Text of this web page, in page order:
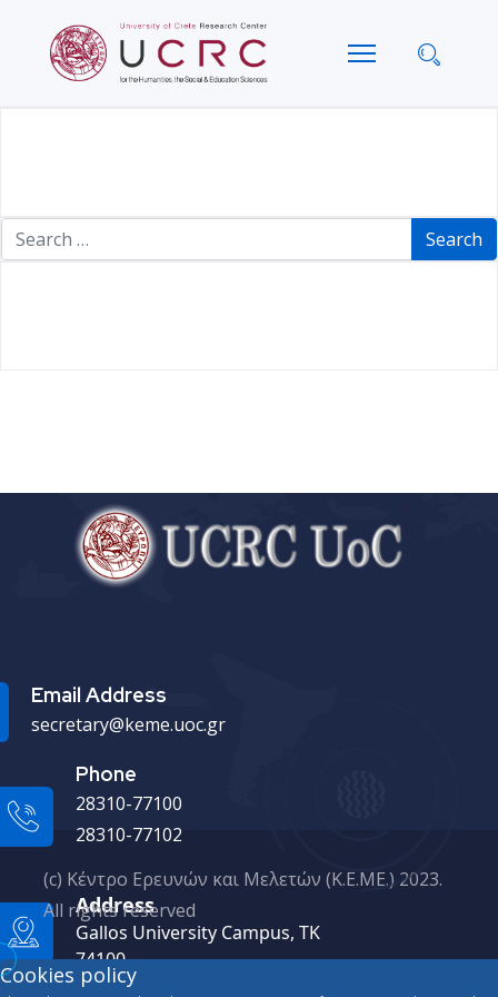
Search Search
Email Address
secretary@keme.uoc.gr
Phone
28310-77100
28310-77102
Address
Gallos University Campus, ΤΚ
74100
(c) Κέντρο Ερευνών και Μελετών (Κ.Ε.ΜΕ.) 2023.
All rights reserved
Cookies policy